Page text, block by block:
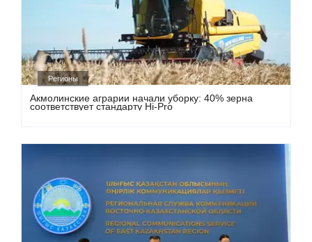
Регионы
Акмолинские аграрии начали уборку: 40% зерна
соответствует стандарту Hi-Pro